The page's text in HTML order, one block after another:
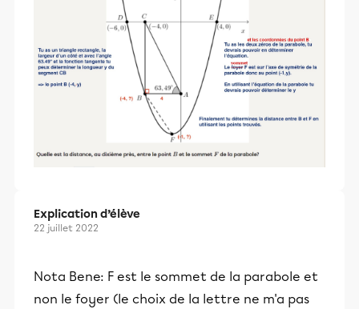
Explication d’élève
22 juillet 2022
Nota Bene: F est le sommet de la parabole et
non le foyer (le choix de la lettre ne m'a pas